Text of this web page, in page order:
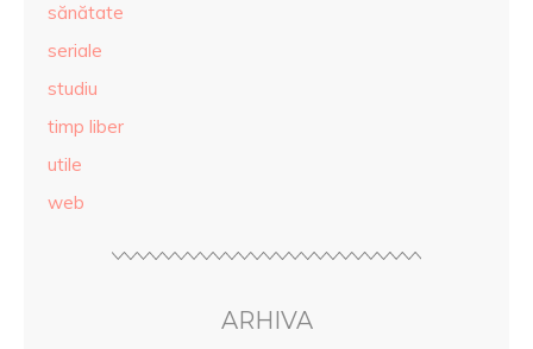
sănătate
seriale
studiu
timp liber
utile
web
ARHIVA